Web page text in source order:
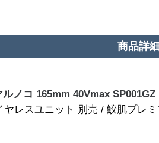
商品詳細
ノコ 165mm 40Vmax SP001GZ
ヤレスユニット 別売 / 鮫肌プレ